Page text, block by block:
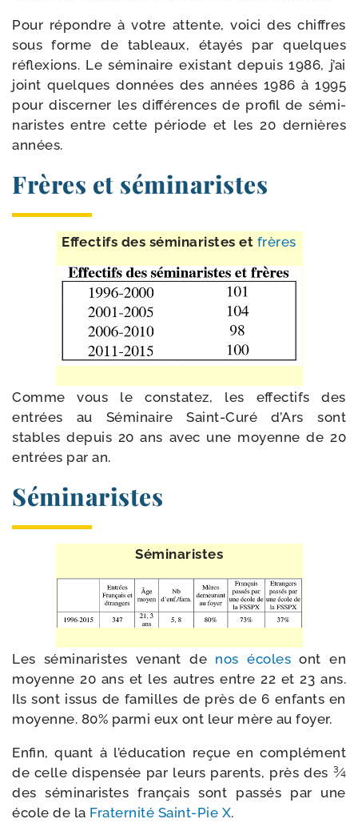
Pour répondre à votre attente, voi­ci des chiffres
sous forme de tableaux, étayés par quelques
réflexions. Le sémi­naire exis­tant depuis 1986, j’ai
joint quelques don­nées des années 1986 à 1995
pour dis­cer­ner les dif­fé­rences de pro­fil de sémi­
na­ristes entre cette période et les 20 der­nières
années.
Frères et séminaristes
Effectifs des sémi­na­ristes et frères
Comme vous le consta­tez, les effec­tifs des
entrées au Séminaire Saint-​Curé d’Ars sont
stables depuis 20 ans avec une moyenne de 20
entrées par an.
Séminaristes
Séminaristes
Les sémi­na­ristes venant de nos écoles ont en
moyenne 20 ans et les autres entre 22 et 23 ans.
Ils sont issus de familles de près de 6 enfants en
moyenne. 80% par­mi eux ont leur mère au foyer.
Enfin, quant à l’é­du­ca­tion reçue en com­plé­ment
de celle dis­pen­sée par leurs parents, près des ¾
des sémi­na­ristes fran­çais sont pas­sés par une
école de la Fraternité Saint-​Pie X.